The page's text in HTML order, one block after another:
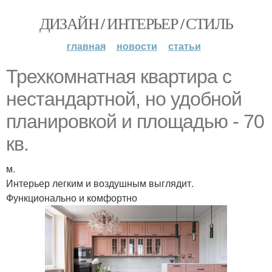
ДИЗАЙН / ИНТЕРЬЕР / СТИЛЬ
главная новости статьи
Трехкомнатная квартира с
нестандартной, но удобной
планировкой и площадью - 70
кв.
м.
Интерьер легким и воздушным выглядит.
Функционально и комфортно